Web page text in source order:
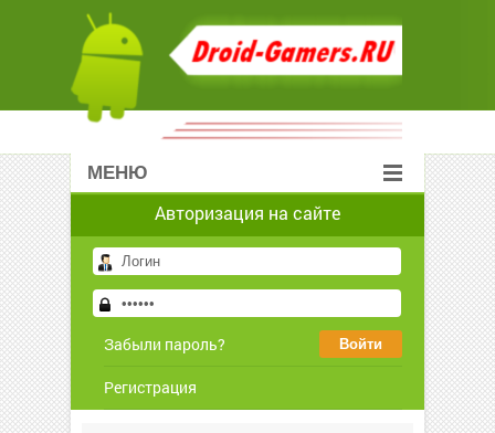
МЕНЮ
Авторизация на сайте
Забыли пароль?
Регистрация